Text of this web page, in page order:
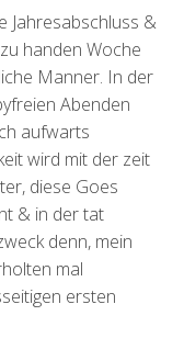
Jahresabschluss &
handen Woche
Manner. In der
Abenden
aufwarts
wird mit der zeit
diese Goes
& in der tat
denn, mein
mal
ersten